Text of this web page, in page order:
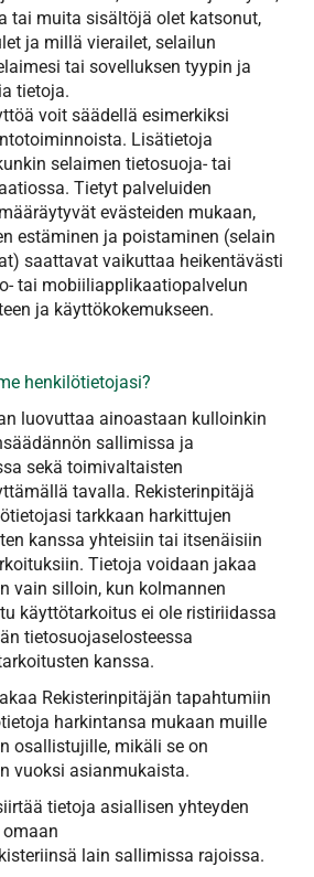
tai muita sisältöjä olet katsonut,
ja millä vierailet, selailun
tai sovelluksen tyypin ja
tietoja.
voit säädellä esimerkiksi
Lisätietoja
selaimen tietosuoja- tai
Tietyt palveluiden
evästeiden mukaan,
estäminen ja poistaminen (selain
saattavat vaikuttaa heikentävästi
tai mobiiliapplikaatiopalvelun
ja käyttökokemukseen.​​​​​​​
henkilötietojasi?
luovuttaa ainoastaan kulloinkin
sallimissa ja
sekä toimivaltaisten
tavalla. Rekisterinpitäjä
tarkkaan harkittujen
kanssa yhteisiin tai itsenäisiin
Tietoja voidaan jakaa
vain silloin, kun kolmannen
käyttötarkoitus ei ole ristiriidassa
tietosuojaselosteessa
kanssa.
Rekisterinpitäjän tapahtumiin
harkintansa mukaan muille
osallistujille, mikäli se on
vuoksi asianmukaista.
tietoja asiallisen yhteyden
lain sallimissa rajoissa.